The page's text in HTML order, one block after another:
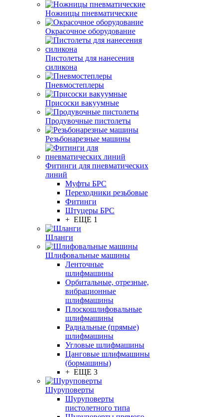
Ножницы пневматические
Окрасочное оборудование
Пистолеты для нанесения
силикона
Пневмостеплеры
Присоски вакуумные
Продувочные пистолеты
Резьбонарезные машины
Фитинги для пневматических
линий
Муфты БРС
Переходники резьбовые
Фитинги
Штуцеры БРС
+ ЕЩЕ 1
Шланги
Шлифовальные машины
Ленточные
шлифмашины
Орбитальные, отрезные,
вибрационные
шлифмашины
Плоскошлифовальные
шлифмашины
Радиальные (прямые)
шлифмашины
Угловые шлифмашины
Цанговые шлифмашины
(бормашины)
+ ЕЩЕ 3
Шуруповерты
Шуруповерты
пистолетного типа